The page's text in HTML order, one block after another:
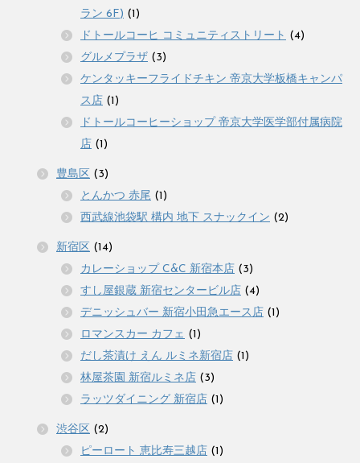
ラン 6F) (1)
ドトールコーヒ コミュニティストリート (4)
グルメプラザ (3)
ケンタッキーフライドチキン 帝京大学板橋キャンパ
ス店 (1)
ドトールコーヒーショップ 帝京大学医学部付属病院
店 (1)
豊島区 (3)
とんかつ 赤尾 (1)
西武線池袋駅 構内 地下 スナックイン (2)
新宿区 (14)
カレーショップ C&C 新宿本店 (3)
すし屋銀蔵 新宿センタービル店 (4)
デニッシュバー 新宿小田急エース店 (1)
ロマンスカー カフェ (1)
だし茶漬け えん ルミネ新宿店 (1)
林屋茶園 新宿ルミネ店 (3)
ラッツダイニング 新宿店 (1)
渋谷区 (2)
ピーロート 恵比寿三越店 (1)